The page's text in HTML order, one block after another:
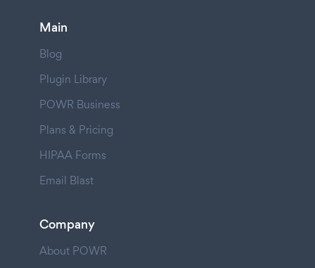
Main
Blog
Plugin Library
POWR Business
Plans & Pricing
HIPAA Forms
Email Blast
Company
About POWR